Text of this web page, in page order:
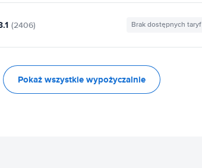
(2406) Brak dostępnych taryf
Pokaż wszystkie wypożyczalnie